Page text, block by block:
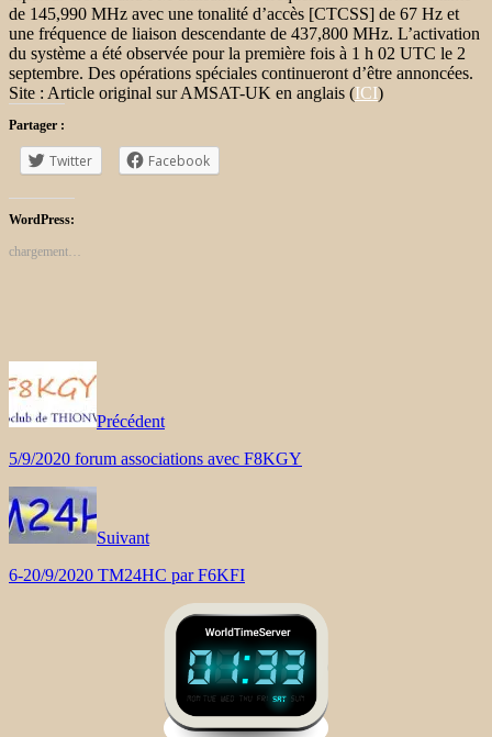
de 145,990 MHz avec une tonalité d’accès [CTCSS] de 67 Hz et
une fréquence de liaison descendante de 437,800 MHz. L’activation
du système a été observée pour la première fois à 1 h 02 UTC le 2
septembre. Des opérations spéciales continueront d’être annoncées.
Site : Article original sur AMSAT-UK en anglais (ICI)
Partager :
Twitter Facebook
WordPress:
chargement…
Précédent
5/9/2020 forum associations avec F8KGY
Suivant
6-20/9/2020 TM24HC par F6KFI